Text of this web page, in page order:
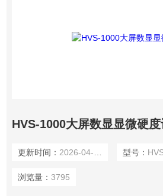
HVS-1000大屏数显显微硬度
更新时间： 2026-04-08 型号：
浏览量： 3795